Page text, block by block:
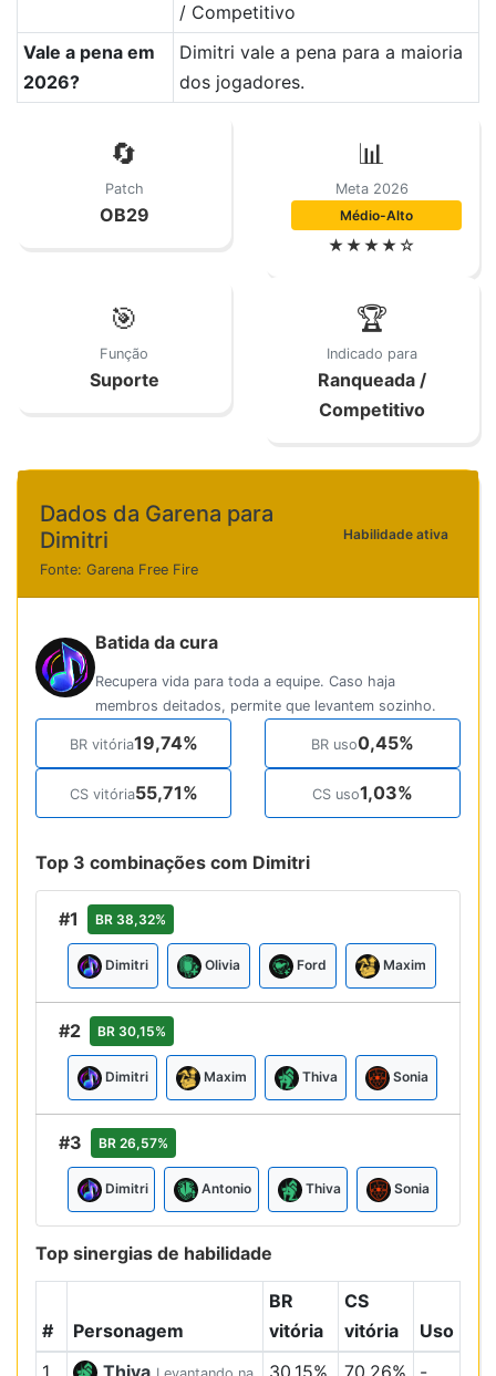
/ Competitivo
Vale a pena em
2026?
Dimitri vale a pena para a maioria
dos jogadores.
🔄
Patch
OB29
📊
Meta 2026
Médio-Alto
★★★★☆
🎯
Função
Suporte
🏆
Indicado para
Ranqueada /
Competitivo
Dados da Garena para
Dimitri
Fonte: Garena Free Fire
Habilidade ativa
Batida da cura
Recupera vida para toda a equipe. Caso haja
membros deitados, permite que levantem sozinho.
BR vitória19,74% BR uso0,45%
CS vitória55,71% CS uso1,03%
Top 3 combinações com Dimitri
#1 BR 38,32%
Dimitri Olivia Ford Maxim
#2 BR 30,15%
Dimitri Maxim Thiva Sonia
#3 BR 26,57%
Dimitri Antonio Thiva Sonia
Top sinergias de habilidade
# Personagem
BR
vitória
CS
vitória
Uso
1
Thiva Levantando na 30,15% 70,26% -